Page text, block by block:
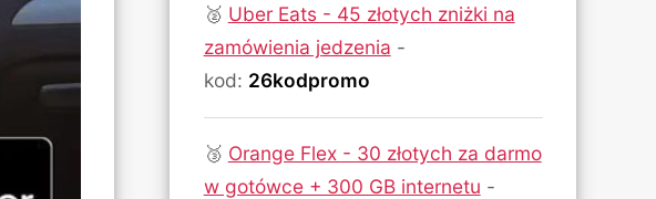
🥈 Uber Eats - 45 złotych zniżki na
zamówienia jedzenia -
kod: 26kodpromo
🥉 Orange Flex - 30 złotych za darmo
w gotówce + 300 GB internetu -